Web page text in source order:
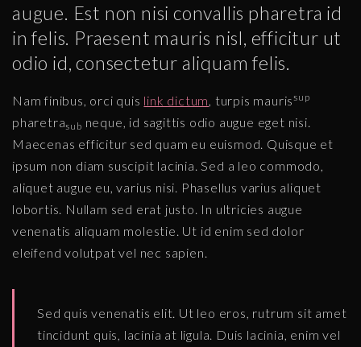
augue. Est non nisi convallis pharetra id
in felis. Praesent mauris nisl, efficitur ut
odio id, consectetur aliquam felis.
Nam finibus, orci quis link dictum, turpis maurissup
pharetrasub neque, id sagittis odio augue eget nisi.
Maecenas efficitur sed quam eu euismod. Quisque et
ipsum non diam suscipit lacinia. Sed a leo commodo,
aliquet augue eu, varius nisi. Phasellus varius aliquet
lobortis. Nullam sed erat justo. In ultricies augue
venenatis aliquam molestie. Ut id enim sed dolor
eleifend volutpat vel nec sapien.
Sed quis venenatis elit. Ut leo eros, rutrum sit amet
tincidunt quis, lacinia at ligula. Duis lacinia, enim vel